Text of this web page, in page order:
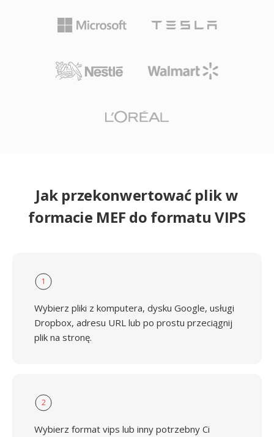
Jak przekonwertować plik w
formacie MEF do formatu VIPS
1
Wybierz pliki z komputera, dysku Google, usługi
Dropbox, adresu URL lub po prostu przeciągnij
plik na stronę.
2
Wybierz format vips lub inny potrzebny Ci